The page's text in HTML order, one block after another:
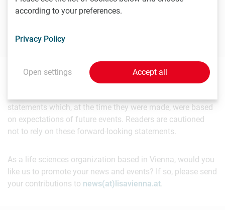
+43 1 51581-1331
sven.hartwig@oeaw.ac.at
The sender takes full responsibility for the content of this
statements which, at the time they were made, were based
on expectations of future events. Readers are cautioned
not to rely on these forward-looking statements.
As a life sciences organization based in Vienna, would you
like us to promote your news and events? If so, please send
your contributions to news(at)lisavienna.at.
according to your preferences.
Privacy Policy
Open settings Accept all